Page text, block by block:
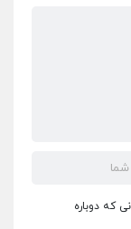
که دوباره